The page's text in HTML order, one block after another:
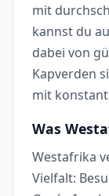
mit
kannst du
dabei von
Kapverden
mit
Was
Westafrika
Vielfalt: